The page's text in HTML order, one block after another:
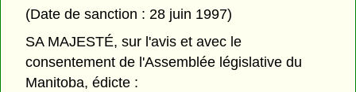
(Date de sanction : 28 juin 1997)
SA MAJESTÉ, sur l'avis et avec le
consentement de l'Assemblée législative du
Manitoba, édicte :